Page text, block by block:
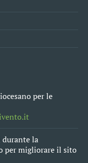
per le
durante la
per migliorare il sito